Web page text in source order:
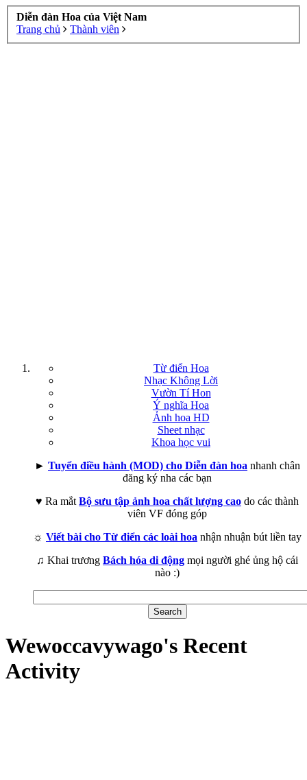
Diễn đàn Hoa của Việt Nam
Trang chủ
Thành viên
Từ điển Hoa
Nhạc Không Lời
Vườn Tí Hon
Ý nghĩa Hoa
Ảnh hoa HD
Sheet nhạc
Khoa học vui
► Tuyển điều hành (MOD) cho Diễn đàn hoa nhanh chân
đăng ký nha các bạn
♥ Ra mắt Bộ sưu tập ảnh hoa chất lượng cao do các thành
viên VF đóng góp
☼ Viết bài cho Từ điển các loài hoa nhận nhuận bút liền tay
♫ Khai trương Bách hóa di động mọi người ghé ủng hộ cái
nào :)
Wewoccavywago's Recent
Activity